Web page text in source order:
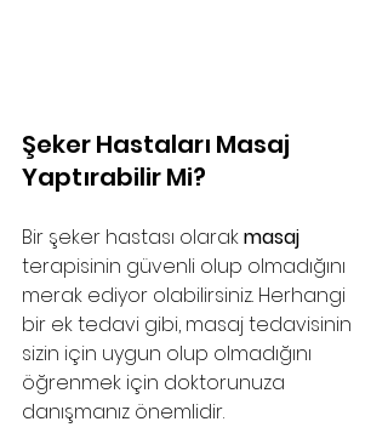
Şeker Hastaları Masaj
Yaptırabilir Mi?
Bir şeker hastası olarak masaj
terapisinin güvenli olup olmadığını
merak ediyor olabilirsiniz. Herhangi
bir ek tedavi gibi, masaj tedavisinin
sizin için uygun olup olmadığını
öğrenmek için doktorunuza
danışmanız önemlidir.